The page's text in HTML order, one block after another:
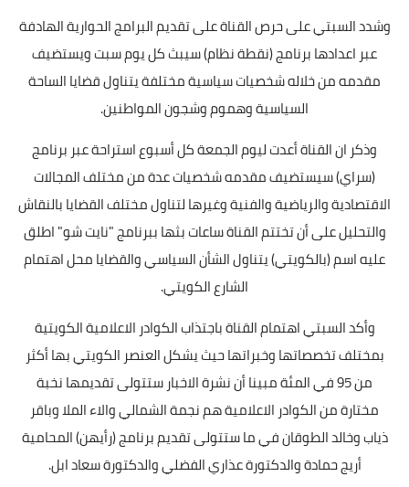
وشدد السبتي على حرص القناة على تقديم البرامج الحوارية الهادفة
عبر اعدادها برنامج (نقطة نظام) سيبث كل يوم سبت ويستضيف
مقدمه من خلاله شخصيات سياسية مختلفة يتناول قضايا الساحة
السياسية وهموم وشجون المواطنين.
وذكر ان القناة أعدت ليوم الجمعة كل أسبوع استراحة عبر برنامج
(سراي) سيستضيف مقدمه شخصيات عدة من مختلف المجالات
الاقتصادية والرياضية والفنية وغيرها لتناول مختلف القضايا بالنقاش
والتحليل على أن تختتم القناة ساعات بثها ببرنامج "نايت شو" اطلق
عليه اسم (بالكويتي) يتناول الشأن السياسي والقضايا محل اهتمام
الشارع الكويتي.
وأكد السبتي اهتمام القناة باجتذاب الكوادر الاعلامية الكويتية
بمختلف تخصصاتها وخبراتها حيث يشكل العنصر الكويتي بها أكثر
من 95 في المئة مبينا أن نشرة الاخبار ستتولى تقديمها نخبة
مختارة من الكوادر الاعلامية هم نجمة الشمالي والاء الملا وباقر
ذياب وخالد الطوقان في ما ستتولى تقديم برنامج (رأيهن) المحامية
أريج حمادة والدكتورة عذاري الفضلي والدكتورة سعاد ابل.